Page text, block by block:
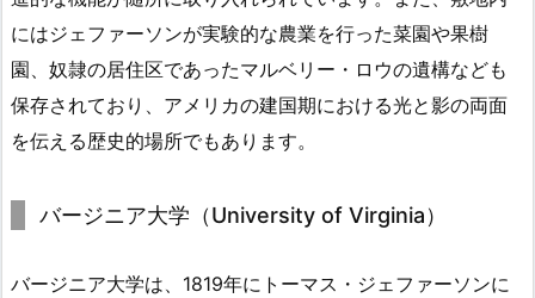
にはジェファーソンが実験的な農業を行った菜園や果樹
園、奴隷の居住区であったマルベリー・ロウの遺構なども
保存されており、アメリカの建国期における光と影の両面
を伝える歴史的場所でもあります。
バージニア大学（University of Virginia）
バージニア大学は、1819年にトーマス・ジェファーソンに